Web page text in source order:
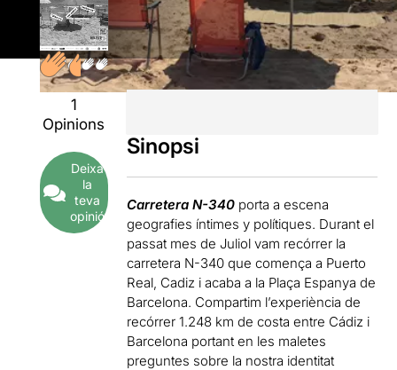
1
Opinions
Deixa
la
teva
opinió
Sinopsi
Carretera N-340 porta a escena
geografies íntimes y polítiques. Durant el
passat mes de Juliol vam recórrer la
carretera N-340 que comença a Puerto
Real, Cadiz i acaba a la Plaça Espanya de
Barcelona. Compartim l’experiència de
recórrer 1.248 km de costa entre Cádiz i
Barcelona portant en les maletes
preguntes sobre la nostra identitat